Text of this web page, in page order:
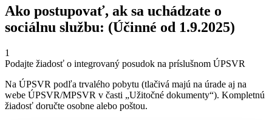
Ako postupovať, ak sa uchádzate o
sociálnu službu: (Účinné od 1.9.2025)
1
Podajte žiadosť o integrovaný posudok na príslušnom ÚPSVR
Na ÚPSVR podľa trvalého pobytu (tlačivá majú na úrade aj na
webe ÚPSVR/MPSVR v časti „Užitočné dokumenty“). Kompletnú
žiadosť doručte osobne alebo poštou.